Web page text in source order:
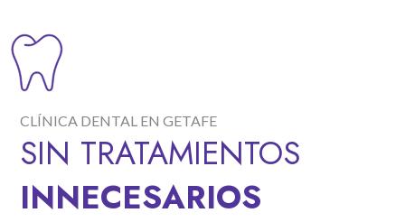
CLÍNICA DENTAL EN GETAFE
SIN TRATAMIENTOS
INNECESARIOS